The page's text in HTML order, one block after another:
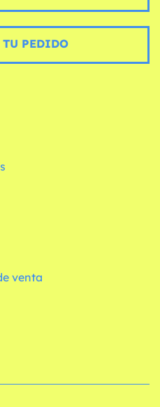
PEDIDO
venta